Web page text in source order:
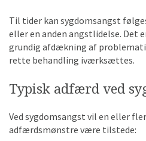
Til tider kan sygdomsangst
eller en anden angstlidelse. Det
grundig afdækning af
rette behandling iværksættes.
Typisk adfærd ved
Ved sygdomsangst vil en eller
adfærdsmønstre være tilstede: